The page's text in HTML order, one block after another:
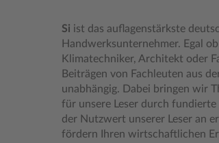
Si ist das auflagenstärkste
Handwerksunternehmer. Egal
Klimatechniker, Architekt oder
Beiträgen von Fachleuten aus
unabhängig. Dabei bringen wir
für unsere Leser durch
der Nutzwert unserer Leser an
fördern Ihren wirtschaftlichen